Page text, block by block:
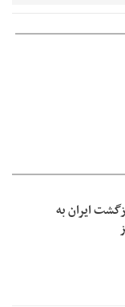
فاقد سندیت است
تنگه هرمز،
نسبت به
ایران به